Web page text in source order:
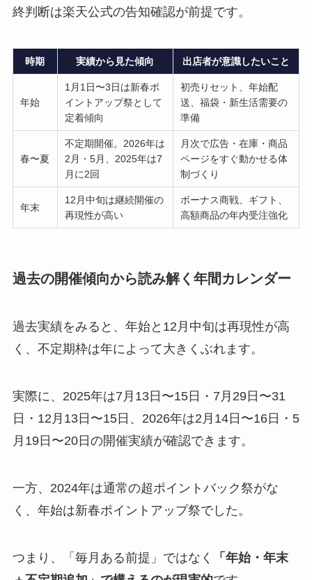
終判断は楽天公式の告知確認が前提です。
時期 実績から見た傾向 出店者が意識したいこと
年始
1月1日〜3日は新春ポ
イントアップ祭として
定着傾向
初売りセット、年始配
送、福袋・新生活需要の
準備
春〜夏
不定期開催。2026年は
2月・5月、2025年は7
月に2回
月次で広告・在庫・商品
ページをすぐ動かせる体
制づくり
年末
12月中旬は継続開催の
再現性が高い
ボーナス商戦、ギフト、
高額商品の年内受注強化
過去の開催傾向から読み解く年間カレンダー
過去実績をみると、年始と12月中旬は再現性が高
く、不定期枠は年によって大きくぶれます。
実際に、2025年は7月13日〜15日・7月29日〜31
日・12月13日〜15日、2026年は2月14日〜16日・5
月19日〜20日の開催実績が確認できます。
一方、2024年は通常の超ポイントバック祭がな
く、年始は新春ポイントアップ祭でした。
つまり、「毎月ある前提」ではなく
「年始・年末